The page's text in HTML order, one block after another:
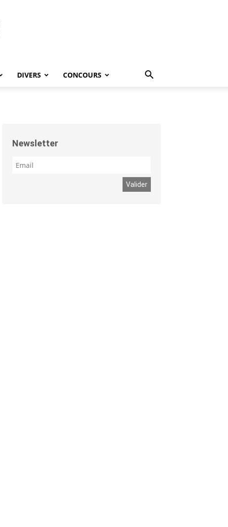
DIVERS CONCOURS
Newsletter